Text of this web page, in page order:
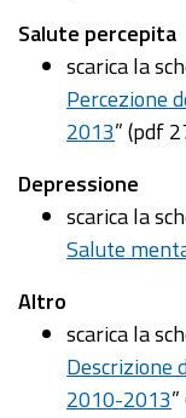
Salute percepita
scarica la
Percezione
2013” (pdf
Depressione
scarica la
Salute
Altro
scarica la
Descrizione
2010-2013